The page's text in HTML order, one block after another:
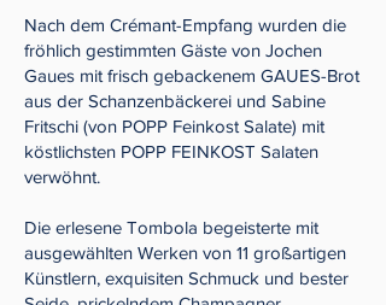
Nach dem Crémant-Empfang wurden die
fröhlich gestimmten Gäste von Jochen
Gaues mit frisch gebackenem GAUES-Brot
aus der Schanzenbäckerei und Sabine
Fritschi (von POPP Feinkost Salate) mit
köstlichsten POPP FEINKOST Salaten
verwöhnt.
Die erlesene Tombola begeisterte mit
ausgewählten Werken von 11 großartigen
Künstlern, exquisiten Schmuck und bester